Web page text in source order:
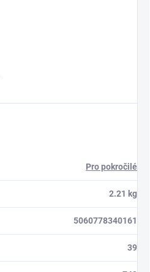
Pro pokročilé
2.21 kg
5060778340161
39